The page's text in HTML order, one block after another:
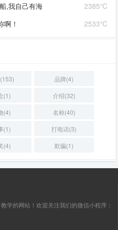
2385℃
,我自己有海
2533℃
啊！
品牌(4)
(1)
介绍(32)
(4)
名称(40)
(1)
打电话(3)
(4) 欺骗(1)
学的网站！欢迎关注我们的微信小程序：